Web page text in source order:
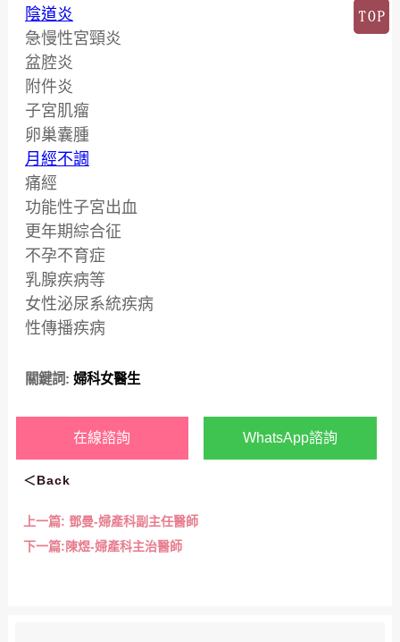
陰道炎
急慢性宮頸炎
盆腔炎
附件炎
子宮肌瘤
卵巢囊腫
月經不調
痛經
功能性子宮出血
更年期綜合征
不孕不育症
乳腺疾病等
女性泌尿系統疾病
性傳播疾病
關鍵詞: 婦科女醫生
在線諮詢 WhatsApp諮詢
＜Back
上一篇: 鄧曼-婦產科副主任醫師
下一篇:陳煜-婦產科主治醫師